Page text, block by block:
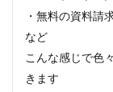
・無料の資料請
など
こんな感じで色
きます